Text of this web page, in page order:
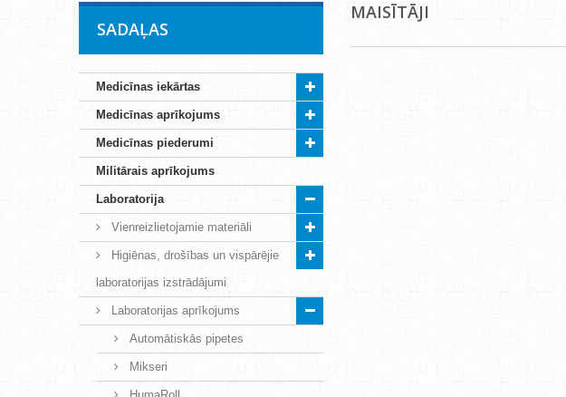
SADAĻAS
Medicīnas iekārtas
Medicīnas aprīkojums
Medicīnas piederumi
Militārais aprīkojums
Laboratorija
Vienreizlietojamie materiāli
Higiēnas, drošības un vispārējie
laboratorijas izstrādājumi
Laboratorijas aprīkojums
Automātiskās pipetes
Mikseri
MAISĪTĀJI